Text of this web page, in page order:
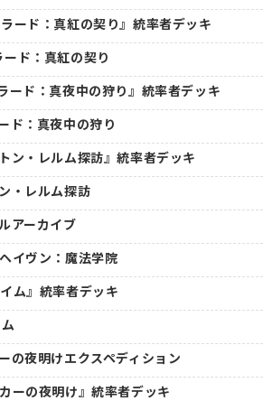
ラード：真紅の契り』統率者デッキ
ード：真紅の契り
ード：真夜中の狩り』統率者デッキ
ド：真夜中の狩り
ン・レルム探訪』統率者デッキ
・レルム探訪
アーカイブ
イヴン：魔法学院
ム』統率者デッキ
の夜明けエクスペディション
ーの夜明け』統率者デッキ